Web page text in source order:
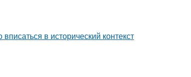
в исторический контекст